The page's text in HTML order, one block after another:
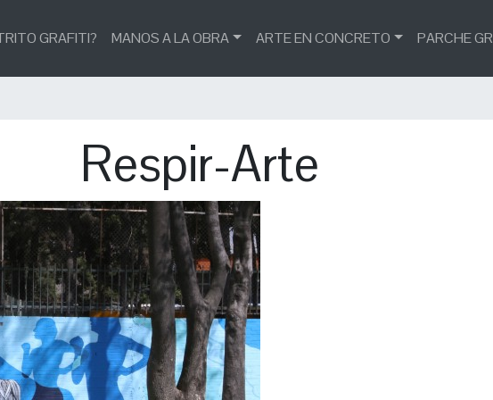
GRAFITI? MANOS A LA OBRA ARTE EN CONCRETO PARCHE
Respir-Arte